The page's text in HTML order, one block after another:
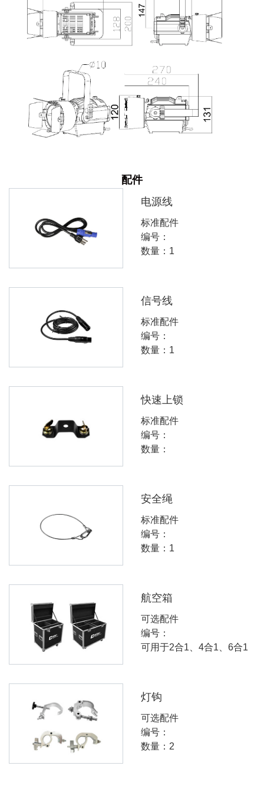
配件
电源线
标准配件
编号：
数量：1
信号线
标准配件
编号：
数量：1
快速上锁
标准配件
编号：
数量：
安全绳
标准配件
编号：
数量：1
航空箱
可选配件
编号：
可用于2合1、4合1、6合1
灯钩
可选配件
编号：
数量：2